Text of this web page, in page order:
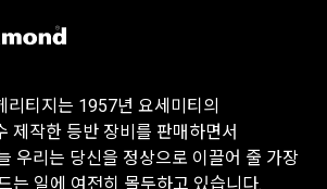
리티지는 1957년 요세미티의
제작한 등반 장비를 판매하면서
우리는 당신을 정상으로 이끌어 줄 가장
는 일에 여전히 몰두하고 있습니다.